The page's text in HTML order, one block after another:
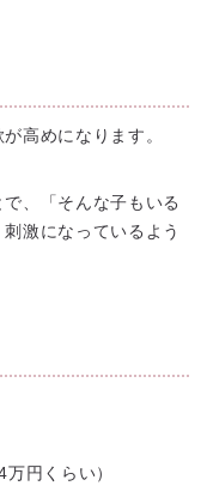
高めになります。
、「そんな子もいる
激になっているよう
円くらい）
学習記録
日能研